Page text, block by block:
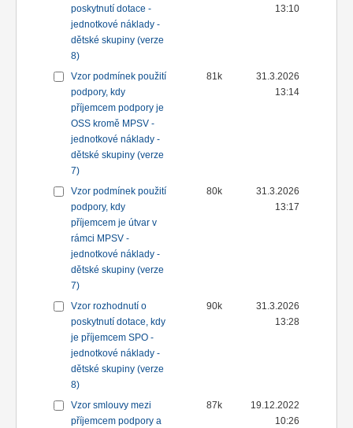
poskytnutí dotace -
jednotkové náklady -
dětské skupiny (verze
8)
13:10
Vzor podmínek použití
podpory, kdy
příjemcem podpory je
OSS kromě MPSV -
jednotkové náklady -
dětské skupiny (verze
7)
81k
31.3.2026
13:14
Vzor podmínek použití
podpory, kdy
příjemcem je útvar v
rámci MPSV -
jednotkové náklady -
dětské skupiny (verze
7)
80k
31.3.2026
13:17
Vzor rozhodnutí o
poskytnutí dotace, kdy
je příjemcem SPO -
jednotkové náklady -
dětské skupiny (verze
8)
90k
31.3.2026
13:28
Vzor smlouvy mezi
příjemcem podpory a
87k
19.12.2022
10:26